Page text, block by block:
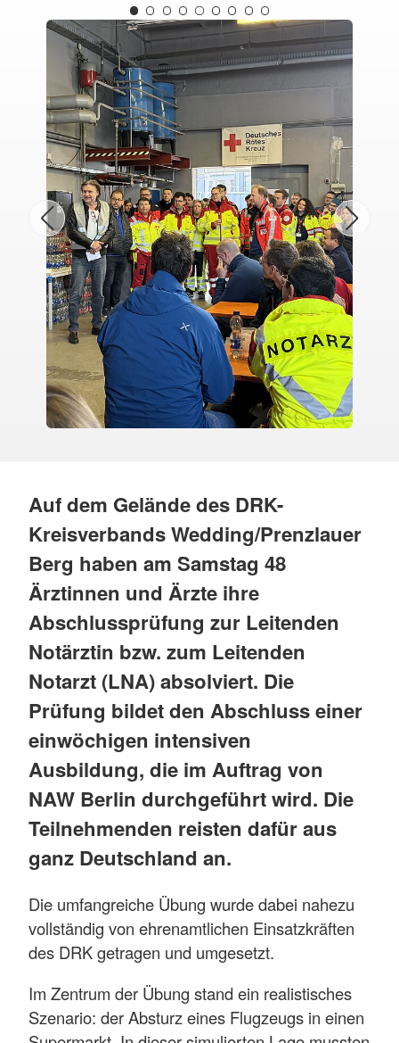
Auf dem Gelände des DRK-
Kreisverbands Wedding/Prenzlauer
Berg haben am Samstag 48
Ärztinnen und Ärzte ihre
Abschlussprüfung zur Leitenden
Notärztin bzw. zum Leitenden
Notarzt (LNA) absolviert. Die
Prüfung bildet den Abschluss einer
einwöchigen intensiven
Ausbildung, die im Auftrag von
NAW Berlin durchgeführt wird. Die
Teilnehmenden reisten dafür aus
ganz Deutschland an.
Die umfangreiche Übung wurde dabei nahezu
vollständig von ehrenamtlichen Einsatzkräften
des DRK getragen und umgesetzt.
Im Zentrum der Übung stand ein realistisches
Szenario: der Absturz eines Flugzeugs in einen